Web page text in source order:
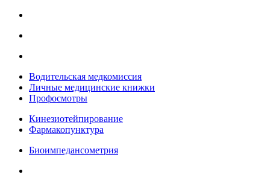
Водительская медкомиссия
Личные медицинские книжки
Профосмотры
Кинезиотейпирование
Фармакопунктура
Биоимпедансометрия